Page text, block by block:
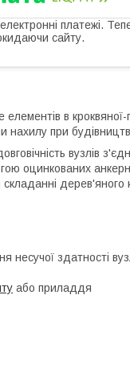
платежі.
сайту.
в кроквяної-
нахилу при
вузлів
оцинкованих
дерев'яного
здатності
або приладдя